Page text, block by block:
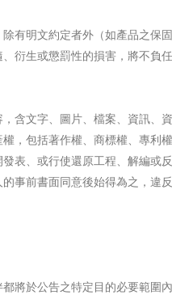
有明文約定者外（如產品之保
衍生或懲罰性的損害，將不負任
含文字、圖片、檔案、資訊、
，包括著作權、商標權、專利
表、或行使還原工程、解編或
事前書面同意後始得為之，違
將於公告之特定目的必要範圍